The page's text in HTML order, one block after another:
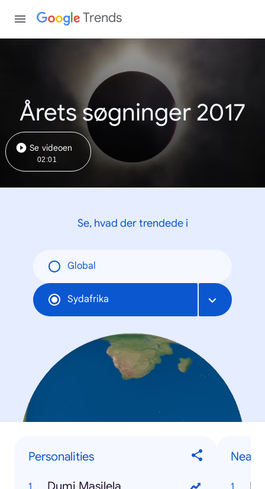
Trends
Årets søgninger 2017
Se videoen
02:01
Se, hvad der trendede i
Global
Sydafrika
Personalities
Near